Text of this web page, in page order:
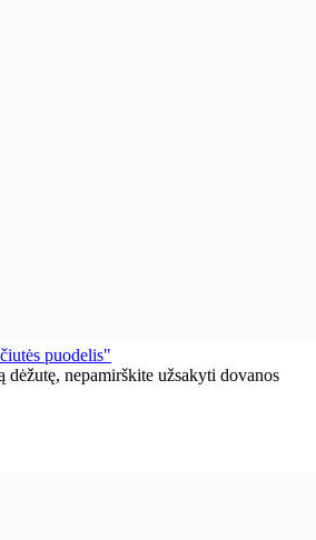
puodelis"
nepamirškite užsakyti dovanos